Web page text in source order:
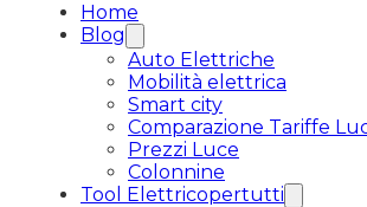
Home
Blog
Auto Elettriche
Mobilità elettrica
Smart city
Comparazione Tariffe
Prezzi Luce
Colonnine
Tool Elettricopertutti